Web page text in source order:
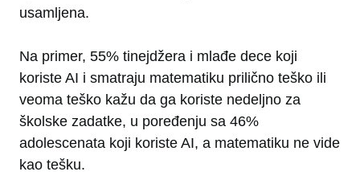
usamljena.
Na primer, 55% tinejdžera i mlađe dece koji
koriste AI i smatraju matematiku prilično teško ili
veoma teško kažu da ga koriste nedeljno za
školske zadatke, u poređenju sa 46%
adolescenata koji koriste AI, a matematiku ne vide
kao tešku.